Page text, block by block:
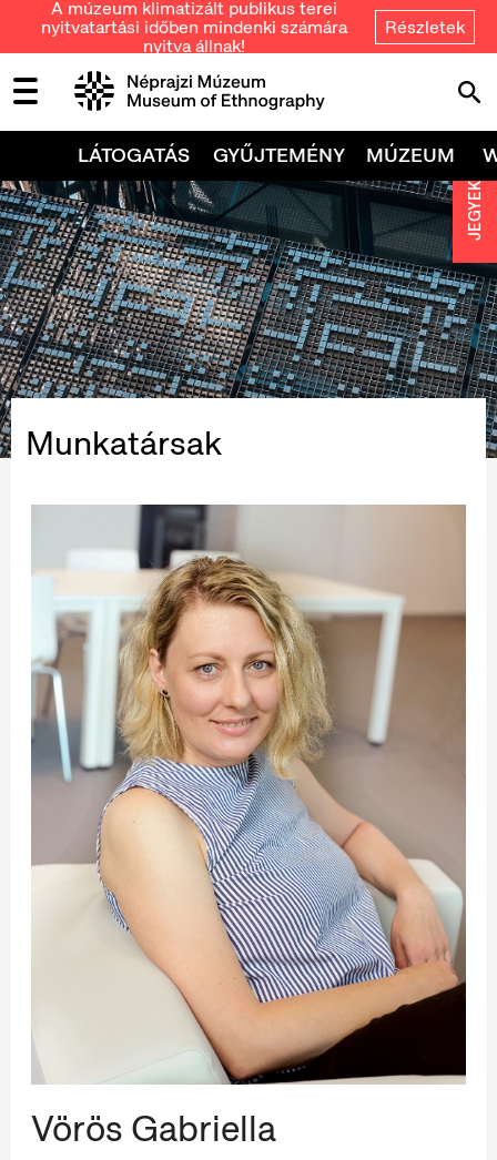
A múzeum klimatizált publikus terei
nyitvatartási időben mindenki számára
nyitva állnak!
Részletek
LÁTOGATÁS GYŰJTEMÉNY MÚZEUM
Munkatársak
Vörös Gabriella
JEGYEK